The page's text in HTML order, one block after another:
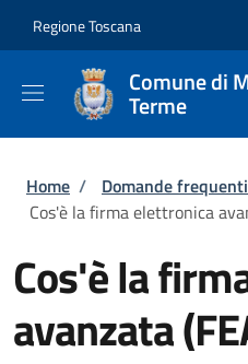
Regione Toscana
Comune di
Terme
Briciole di
Home / Domande frequenti
Cos'è la firma elettronica
Cos'è la
avanzata